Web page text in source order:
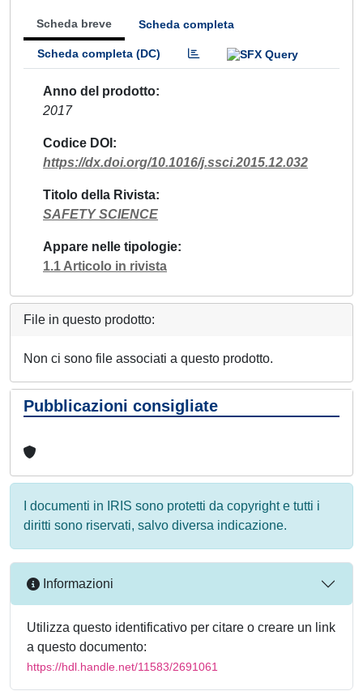
Scheda breve Scheda completa
Scheda completa (DC)
Anno del prodotto
2017
Codice DOI
https://dx.doi.org/10.1016/j.ssci.2015.12.032
Titolo della Rivista
SAFETY SCIENCE
Appare nelle tipologie
1.1 Articolo in rivista
File in questo prodotto:
Non ci sono file associati a questo prodotto.
Pubblicazioni consigliate
I documenti in IRIS sono protetti da copyright e tutti i
diritti sono riservati, salvo diversa indicazione.
Informazioni
Utilizza questo identificativo per citare o creare un link
a questo documento:
https://hdl.handle.net/11583/2691061